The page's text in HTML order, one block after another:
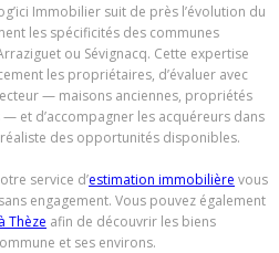
Immobilier suit de près l’évolution du
les spécificités des communes
ou Sévignacq. Cette expertise
les propriétaires, d’évaluer avec
— maisons anciennes, propriétés
et d’accompagner les acquéreurs dans
des opportunités disponibles.
service d’estimation immobilière vous
engagement. Vous pouvez également
Thèze afin de découvrir les biens
et ses environs.